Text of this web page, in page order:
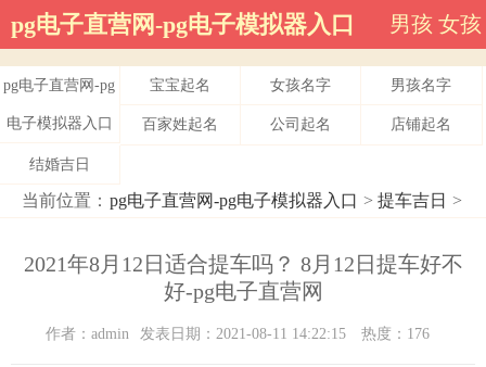
pg电子直营网-pg电子模拟器入口 男孩 女孩
pg电子直营网-pg
电子模拟器入口
宝宝起名 女孩名字 男孩名字
百家姓起名 公司起名 店铺起名
结婚吉日
当前位置： pg电子直营网-pg电子模拟器入口 > 提车吉日 >
2021年8月12日适合提车吗？ 8月12日提车好不
好-pg电子直营网
作者：admin 发表日期：2021-08-11 14:22:15 热度：176